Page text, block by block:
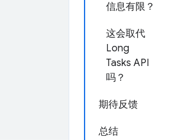
信息有限？
这会取代
Long
Tasks API
吗？
期待反馈
总结